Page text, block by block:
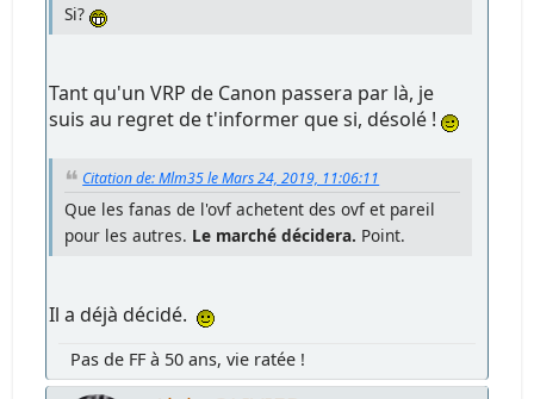
Si?
Tant qu'un VRP de Canon passera par là, je
suis au regret de t'informer que si, désolé !
Citation de: Mlm35 le Mars 24, 2019, 11:06:11
Que les fanas de l'ovf achetent des ovf et pareil
pour les autres. Le marché décidera. Point.
Il a déjà décidé.
Pas de FF à 50 ans, vie ratée !